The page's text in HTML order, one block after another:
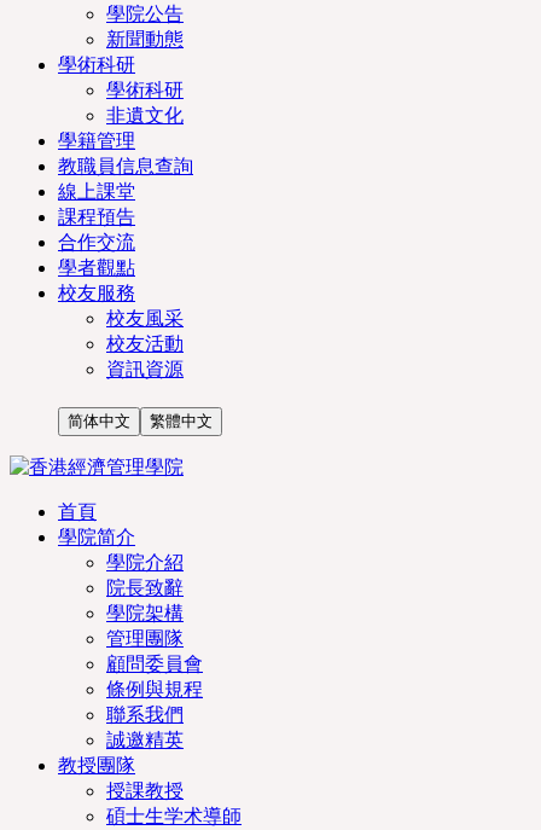
學院公告
新聞動態
學術科研
學術科研
非遺文化
學籍管理
教職員信息查詢
線上課堂
課程預告
合作交流
學者觀點
校友服務
校友風采
校友活動
資訊資源
简体中文 繁體中文
首頁
學院简介
學院介紹
院長致辭
學院架構
管理團隊
顧問委員會
條例與規程
聯系我們
誠邀精英
教授團隊
授課教授
碩士生学术導師